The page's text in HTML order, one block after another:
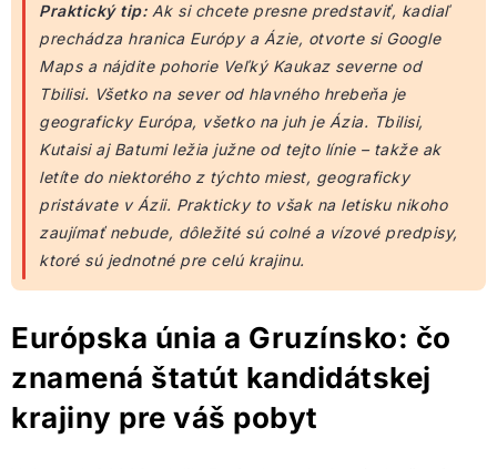
Praktický tip:Ak si chcete presne predstaviť, kadiaľ
prechádza hranica Európy a Ázie, otvorte si Google
Maps a nájdite pohorie Veľký Kaukaz severne od
Tbilisi. Všetko na sever od hlavného hrebeňa je
geograficky Európa, všetko na juh je Ázia. Tbilisi,
Kutaisi aj Batumi ležia južne od tejto línie – takže ak
letíte do niektorého z týchto miest, geograficky
pristávate v Ázii. Prakticky to však na letisku nikoho
zaujímať nebude, dôležité sú colné a vízové predpisy,
ktoré sú jednotné pre celú krajinu.
Európska únia a Gruzínsko: čo
znamená štatút kandidátskej
krajiny pre váš pobyt